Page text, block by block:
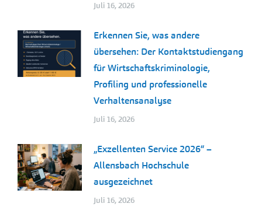
Juli 16, 2026
Erkennen Sie, was andere
übersehen: Der Kontaktstudiengang
für Wirtschaftskriminologie,
Profiling und professionelle
Verhaltensanalyse
Juli 16, 2026
„Exzellenten Service 2026“ –
Allensbach Hochschule
ausgezeichnet
Juli 16, 2026